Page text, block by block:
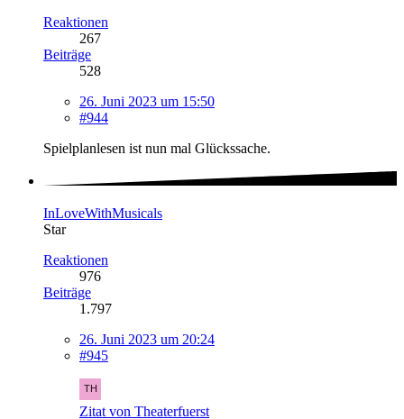
Reaktionen
267
Beiträge
528
26. Juni 2023 um 15:50
#944
Spielplanlesen ist nun mal Glückssache.
InLoveWithMusicals
Star
Reaktionen
976
Beiträge
1.797
26. Juni 2023 um 20:24
#945
Zitat von Theaterfuerst